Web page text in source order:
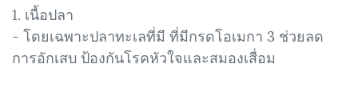
1. เนื้อปลา
- โดยเฉพาะปลาทะเลที่มี ที่มีกรดโอเมกา 3 ช่วยลด
การอักเสบ ป้องกันโรคหัวใจและสมองเสื่อม